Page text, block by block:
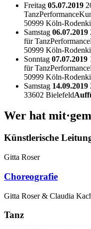
Freitag 05.07.2019
50999 Köln-
Samstag 06.07.2019
für
50999 Köln-
Sonntag 07.07.2019
für
50999 Köln-
Samstag 14.09.2019
33602 Bielefeld
Wer hat
Künstlerische
Gitta Roser
Choreografie
Gitta Roser & Claudia
Tanz